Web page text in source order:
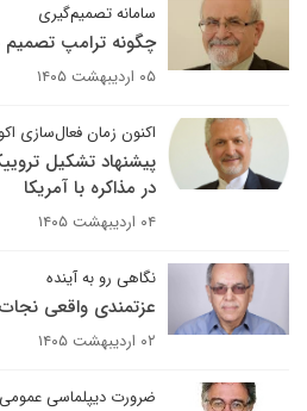
سامانه تصمیم‌گیری
چگونه ترامپ تصمیم
۰۵ اردیبهشت ۱۴۰۵
اکنون زمان فعال‌سازی
پیشنهاد تشکیل
در مذاکره با آمریکا
۰۴ اردیبهشت ۱۴۰۵
نگاهی رو به آینده
عزتمندی واقعی
۰۲ اردیبهشت ۱۴۰۵
ضرورت دیپلماسی عمومی